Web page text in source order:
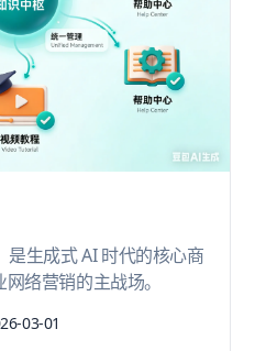
是生成式 AI 时代的核心商
络营销的主战场。
03-01